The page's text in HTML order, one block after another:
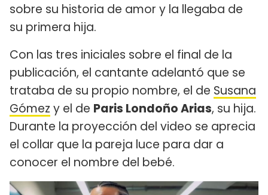
sobre su historia de amor y la llegaba de
su primera hija.
Con las tres iniciales sobre el final de la
publicación, el cantante adelantó que se
trataba de su propio nombre, el de Susana
Gómez y el de Paris Londoño Arias, su hija.
Durante la proyección del video se aprecia
el collar que la pareja luce para dar a
conocer el nombre del bebé.